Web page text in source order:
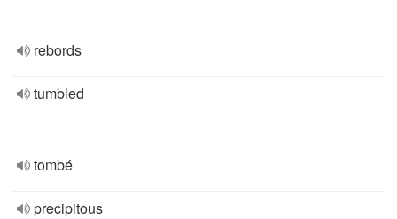
rebords
tumbled
tombé
precipitous